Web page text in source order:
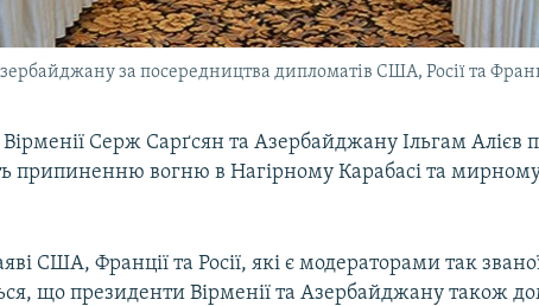
за посередництва дипломатів США, Росії та
Серж Сарґсян та Азербайджану Ільгам Алієв
припиненню вогню в Нагірному Карабасі та
США, Франції та Росії, які є модераторами так
що президенти Вірменії та Азербайджану також